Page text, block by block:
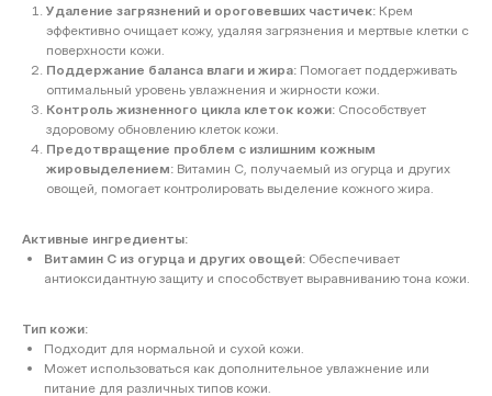
Удаление загрязнений и ороговевших частичек: Крем
эффективно очищает кожу, удаляя загрязнения и мертвые клетки с
поверхности кожи.
Поддержание баланса влаги и жира: Помогает поддерживать
оптимальный уровень увлажнения и жирности кожи.
Контроль жизненного цикла клеток кожи: Способствует
здоровому обновлению клеток кожи.
Предотвращение проблем с излишним кожным
жировыделением: Витамин С, получаемый из огурца и других
овощей, помогает контролировать выделение кожного жира.
Активные ингредиенты:
Витамин С из огурца и других овощей: Обеспечивает
антиоксидантную защиту и способствует выравниванию тона кожи.
Тип кожи:
Подходит для нормальной и сухой кожи.
Может использоваться как дополнительное увлажнение или
питание для различных типов кожи.